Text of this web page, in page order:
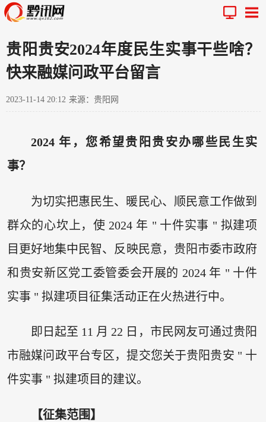
贵阳贵安2024年度民生实事干些啥？
快来融媒问政平台留言
2023-11-14 20:12 来源：贵阳网
2024 年，您希望贵阳贵安办哪些民生实
事？
为切实把惠民生、暖民心、顺民意工作做到
群众的心坎上，使 2024 年 " 十件实事 " 拟建项
目更好地集中民智、反映民意，贵阳市委市政府
和贵安新区党工委管委会开展的 2024 年 " 十件
实事 " 拟建项目征集活动正在火热进行中。
即日起至 11 月 22 日，市民网友可通过贵阳
市融媒问政平台专区，提交您关于贵阳贵安 " 十
件实事 " 拟建项目的建议。
【征集范围】